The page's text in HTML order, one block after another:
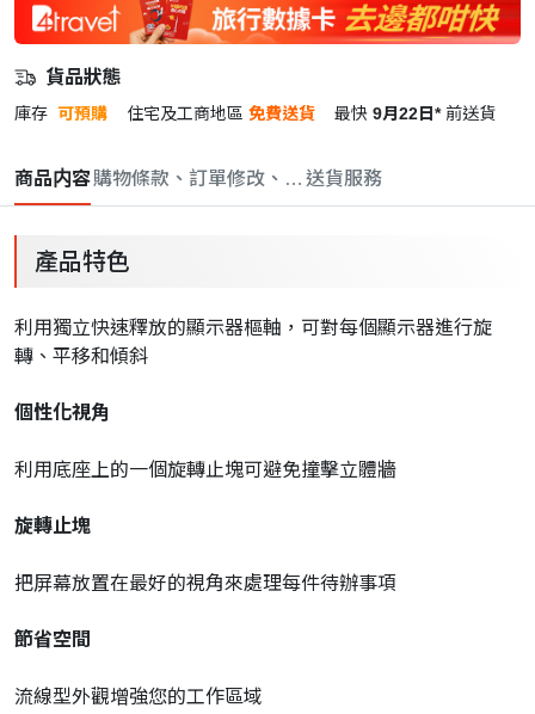
貨品狀態
庫存 可預購 住宅及工商地區 免費送貨 最快 9月22日* 前送貨
商品内容購物條款、訂單修改、取消與退款政策
送貨服務
產品特色
利用獨立快速釋放的顯示器樞軸，可對每個顯示器進行旋
轉、平移和傾斜
個性化視角
利用底座上的一個旋轉止塊可避免撞擊立體牆
旋轉止塊
把屏幕放置在最好的視角來處理每件待辦事項
節省空間
流線型外觀增強您的工作區域